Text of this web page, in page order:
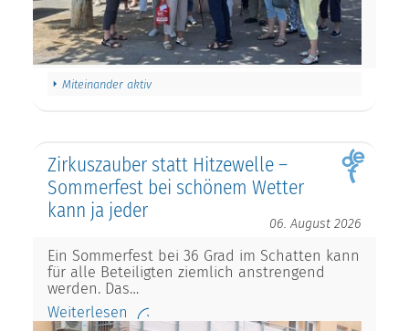
Miteinander aktiv
Zirkuszauber statt Hitzewelle –
Sommerfest bei schönem Wetter
kann ja jeder
06. August 2026
Ein Sommerfest bei 36 Grad im Schatten kann
für alle Beteiligten ziemlich anstrengend
werden. Das…
Weiterlesen